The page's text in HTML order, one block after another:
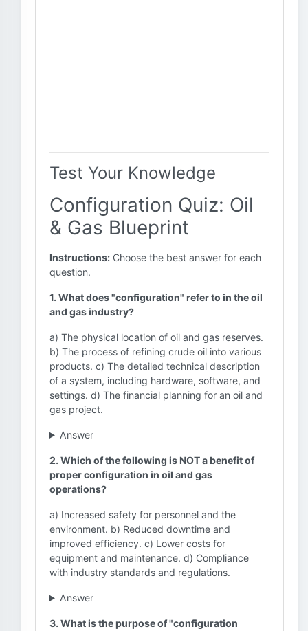
Test Your Knowledge
Configuration Quiz: Oil
& Gas Blueprint
Instructions: Choose the best answer for each
question.
1. What does "configuration" refer to in the oil
and gas industry?
a) The physical location of oil and gas reserves.
b) The process of refining crude oil into various
products. c) The detailed technical description
of a system, including hardware, software, and
settings. d) The financial planning for an oil and
gas project.
Answer
2. Which of the following is NOT a benefit of
proper configuration in oil and gas
operations?
a) Increased safety for personnel and the
environment. b) Reduced downtime and
improved efficiency. c) Lower costs for
equipment and maintenance. d) Compliance
with industry standards and regulations.
Answer
3. What is the purpose of "configuration